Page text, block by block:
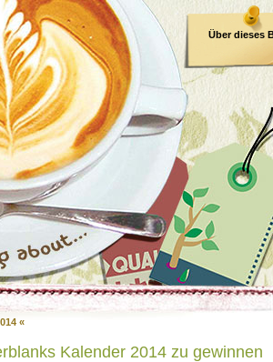
Über dieses
«
Kalender 2014 zu gewinnen